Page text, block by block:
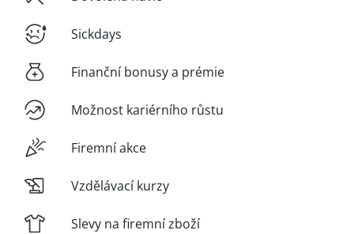
Sickdays
Finanční bonusy a prémie
Možnost kariérního růstu
Firemní akce
Vzdělávací kurzy
Slevy na firemní zboží